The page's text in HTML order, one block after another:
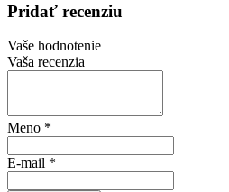
Pridať recenziu
Vaše hodnotenie
Vaša recenzia
Meno *
E-mail *